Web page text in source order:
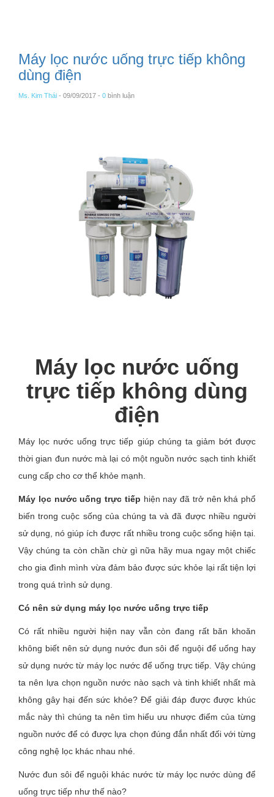
Máy lọc nước uống trực tiếp không
dùng điện
Ms. Kim Thái - 09/09/2017 - 0 bình luận
Máy lọc nước uống
trực tiếp không dùng
điện
Máy lọc nước uống trực tiếp giúp chúng ta giảm bớt được
thời gian đun nước mà lại có một nguồn nước sạch tinh khiết
cung cấp cho cơ thể khỏe mạnh.
Máy lọc nước uống trực tiếp hiện nay đã trở nên khá phổ
biến trong cuộc sống của chúng ta và đã được nhiều người
sử dụng, nó giúp ích được rất nhiều trong cuộc sống hiện tại.
Vậy chúng ta còn chần chừ gì nữa hãy mua ngay một chiếc
cho gia đình mình vừa đảm bảo được sức khỏe lại rất tiện lợi
trong quá trình sử dụng.
Có nên sử dụng máy lọc nước uống trực tiếp
Có rất nhiều người hiện nay vẫn còn đang rất băn khoăn
không biết nên sử dụng nước đun sôi để nguội để uống hay
sử dụng nước từ máy lọc nước để uống trực tiếp. Vậy chúng
ta nên lựa chọn nguồn nước nào sạch và tinh khiết nhất mà
không gây hại đến sức khỏe? Để giải đáp được được khúc
mắc này thì chúng ta nên tìm hiểu ưu nhược điểm của từng
nguồn nước để có được lựa chọn đúng đắn nhất đối với từng
công nghệ lọc khác nhau nhé.
Nước đun sôi để nguội khác nước từ máy lọc nước dùng để
uống trực tiếp như thế nào?